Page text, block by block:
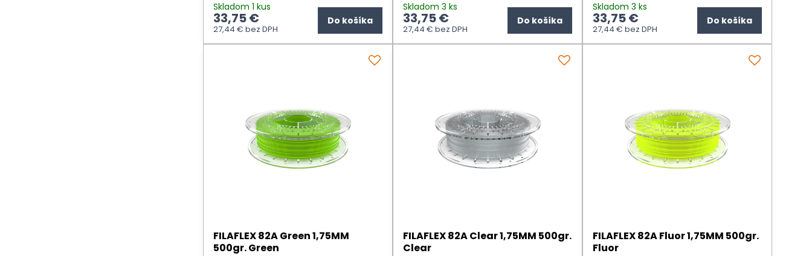
Skladom 1 kus
33,75 €
27,44 €bez DPH
Do košíka
Skladom 3 ks
33,75 €
27,44 €bez DPH
Do košíka
Skladom 3 ks
33,75 €
27,44 €bez DPH
Do košíka
FILAFLEX 82A Green 1,75MM
500gr. Green
FILAFLEX 82A Clear 1,75MM 500gr.
Clear
FILAFLEX 82A Fluor 1,75MM 500gr.
Fluor